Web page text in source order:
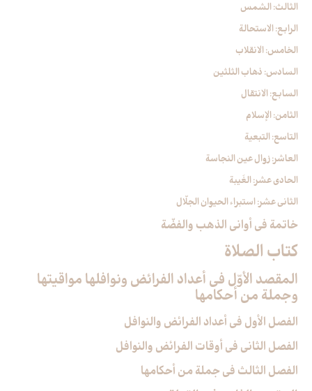
الثالث: الشمس‏
الرابع: الاستحالة
الخامس: الانقلاب
السادس: ذهاب الثلثين‏
السابع: الانتقال
الثامن: الإسلام
التاسع: التبعية
العاشر: زوال عين النجاسة
الحادي عشر: الغَيبة
الثاني عشر: استبراء الحيوان الجلّال
خاتمة في أواني الذهب والفضّة
كتاب الصلاة
المقصد الأوّل في أعداد الفرائض ونوافلها مواقيتها
وجملة من أحكامها
الفصل الأول في أعداد الفرائض والنوافل‏
الفصل الثاني في أوقات الفرائض والنوافل‏
الفصل الثالث في جملة من أحكامها